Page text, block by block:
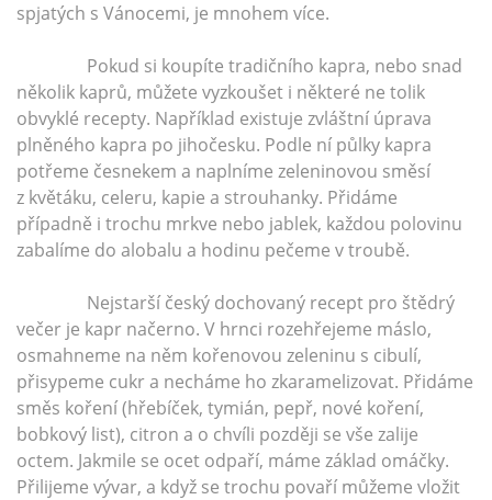
spjatých s Vánocemi, je mnohem více.
Pokud si koupíte tradičního kapra, nebo snad
několik kaprů, můžete vyzkoušet i některé ne tolik
obvyklé recepty. Například existuje zvláštní úprava
plněného kapra po jihočesku. Podle ní půlky kapra
potřeme česnekem a naplníme zeleninovou směsí
z květáku, celeru, kapie a strouhanky. Přidáme
případně i trochu mrkve nebo jablek, každou polovinu
zabalíme do alobalu a hodinu pečeme v troubě.
Nejstarší český dochovaný recept pro štědrý
večer je kapr načerno. V hrnci rozehřejeme máslo,
osmahneme na něm kořenovou zeleninu s cibulí,
přisypeme cukr a necháme ho zkaramelizovat. Přidáme
směs koření (hřebíček, tymián, pepř, nové koření,
bobkový list), citron a o chvíli později se vše zalije
octem. Jakmile se ocet odpaří, máme základ omáčky.
Přilijeme vývar, a když se trochu povaří můžeme vložit